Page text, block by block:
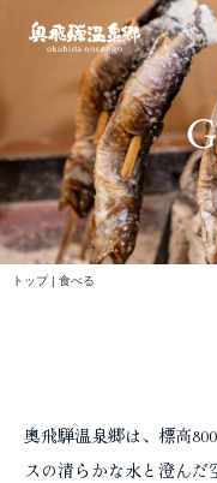
キ
ッ
プ
トップ| 食べる
奥飛騨温泉郷は、標高
スの清らかな水と澄んだ